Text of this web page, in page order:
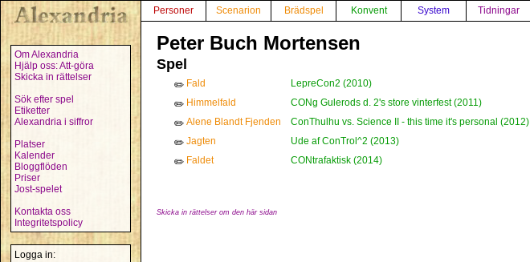
Om Alexandria
Hjälp oss: Att-göra
Skicka in rättelser
Sök efter spel
Etiketter
Alexandria i siffror
Platser
Kalender
Bloggflöden
Priser
Jost-spelet
Kontakta oss
Integritetspolicy
Logga in:
Personer Scenarion Brädspel Konvent System Tidningar
Peter Buch Mortensen
Spel
✏️ Fald
LepreCon2 (2010)
✏️ Himmelfald
CONg Gulerods d. 2's store vinterfest (2011)
✏️ Alene Blandt Fjenden
ConThulhu vs. Science II - this time it's personal (2012)
✏️ Jagten
Ude af ConTrol^2 (2013)
✏️ Faldet CONtrafaktisk (2014)
Skicka in rättelser om den här sidan